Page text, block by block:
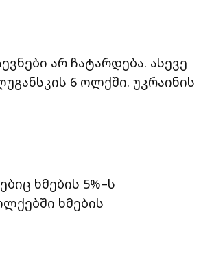
არ ჩატარდება. ასევე
6 ოლქში. უკრაინის
ხმების 5%–ს
ხმების